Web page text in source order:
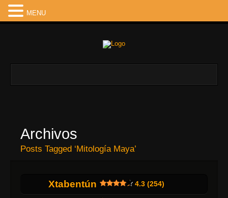
Archivos
Posts Tagged ‘Mitología Maya’
Xtabentún 4.3 (254)
MENU